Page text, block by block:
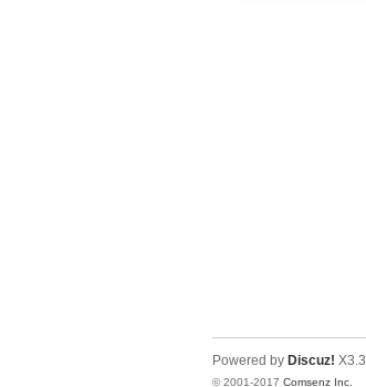
Powered by Discuz! X3.3
© 2001-2017 Comsenz Inc.